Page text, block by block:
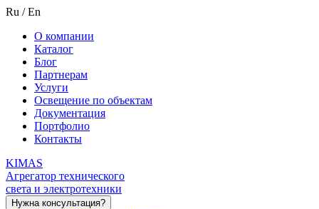
Ru /En
О компании
Каталог
Блог
Партнерам
Услуги
Освещение по объектам
Документация
Портфолио
Контакты
KIMAS
Агрегатор технического
света и электротехники
Нужна консультация?